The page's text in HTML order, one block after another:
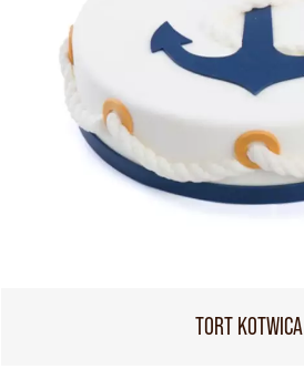
TORT KOTWICA